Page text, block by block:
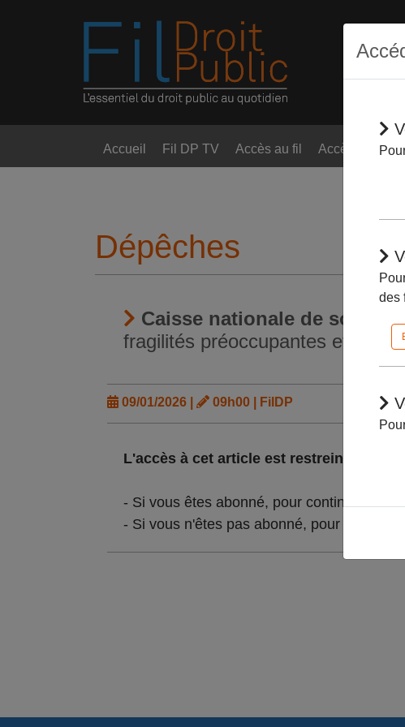
Accueil Fil DP TV Accès au fil Accès
Dépêches
Caisse nationale de
fragilités préoccupantes et
09/01/2026 | 09h00 | FilDP
L'accès à cet article est restreint :
- Si vous êtes abonné, pour continuer à
- Si vous n'êtes pas abonné, pour lire la
des